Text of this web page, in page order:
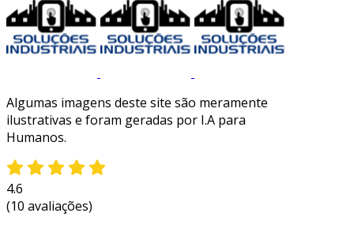
Algumas imagens deste site são meramente
ilustrativas e foram geradas por I.A para
Humanos.
4.6
(10 avaliações)